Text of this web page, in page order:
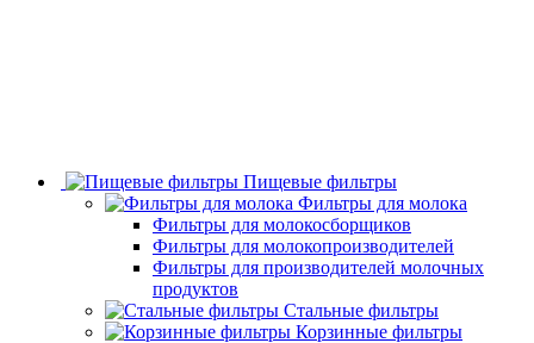
Пищевые фильтры
Фильтры для молока
Фильтры для молокосборщиков
Фильтры для молокопроизводителей
Фильтры для производителей молочных
продуктов
Стальные фильтры
Корзинные фильтры